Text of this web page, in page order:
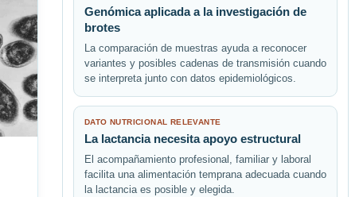
Genómica aplicada a la investigación de
brotes
La comparación de muestras ayuda a reconocer
variantes y posibles cadenas de transmisión cuando
se interpreta junto con datos epidemiológicos.
DATO NUTRICIONAL RELEVANTE
La lactancia necesita apoyo estructural
El acompañamiento profesional, familiar y laboral
facilita una alimentación temprana adecuada cuando
la lactancia es posible y elegida.